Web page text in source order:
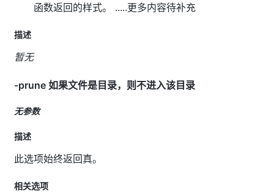
函数返回的样式。 .....更多内容待补充
描述
暂无
-prune 如果文件是目录，则不进入该目录
无参数
描述
此选项始终返回真。
相关选项